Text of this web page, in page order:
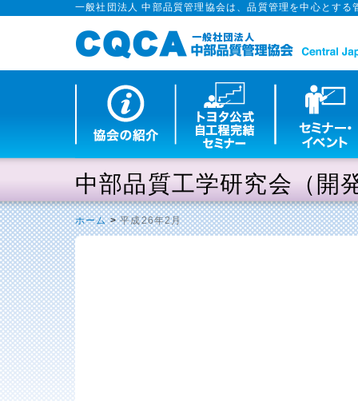
一般社団法人 中部品質管理協会は、品質管理を中心とす
中部品質工学研究会（開
ホーム>平成26年2月